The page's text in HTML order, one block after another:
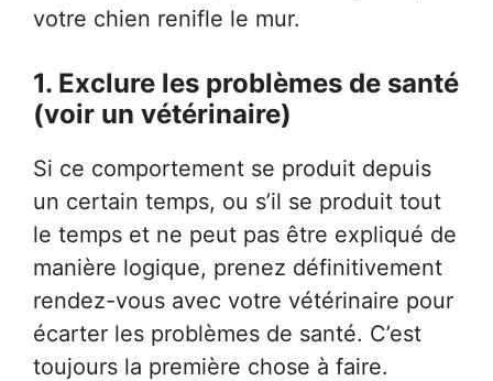
votre chien renifle le mur.
1. Exclure les problèmes de santé
(voir un vétérinaire)
Si ce comportement se produit depuis
un certain temps, ou s’il se produit tout
le temps et ne peut pas être expliqué de
manière logique, prenez définitivement
rendez-vous avec votre vétérinaire pour
écarter les problèmes de santé. C’est
toujours la première chose à faire.